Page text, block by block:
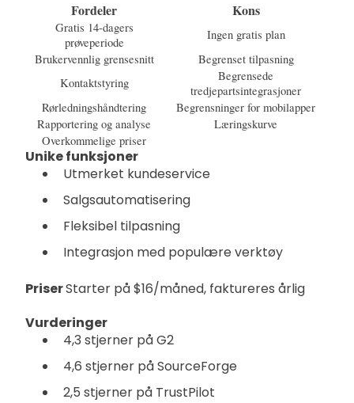
Fordeler
Kons
Gratis 14-dagers
prøveperiode
Ingen gratis plan
Brukervennlig grensesnitt
Begrenset tilpasning
Kontaktstyring
Begrensede
tredjepartsintegrasjoner
Rørledningshåndtering
Begrensninger for mobilapper
Rapportering og analyse
Læringskurve
Overkommelige priser
Unike funksjoner
Utmerket kundeservice
Salgsautomatisering
Fleksibel tilpasning
Integrasjon med populære verktøy
PriserStarter på $16/måned, faktureres årlig
Vurderinger
4,3 stjerner på G2
4,6 stjerner på SourceForge
2,5 stjerner på TrustPilot